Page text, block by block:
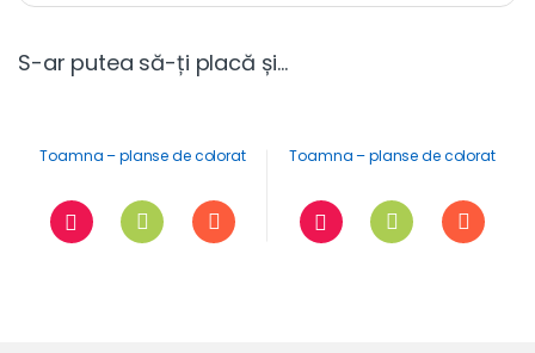
S-ar putea să-ți placă și…
Toamna – planse de colorat Toamna – planse de colorat